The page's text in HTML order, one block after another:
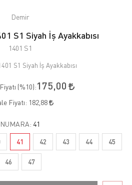
Demir
S1 Siyah İş Ayakkabısı
1401 S1
S1 Siyah İş Ayakkabısı
(%10):175,00
Fiyatı: 182,88
NUMARA: 41
41 42 43 44 45
46 47